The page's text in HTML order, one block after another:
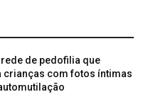
de pedofilia que
crianças com fotos íntimas